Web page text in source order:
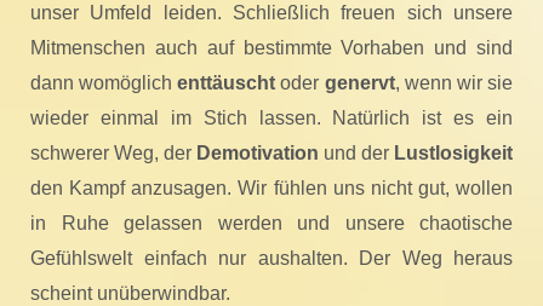
unser Umfeld leiden. Schließlich freuen sich unsere
Mitmenschen auch auf bestimmte Vorhaben und sind
dann womöglichenttäuscht oder genervt, wenn wir sie
wieder einmal im Stich lassen. Natürlich ist es ein
schwerer Weg, der Demotivation und der Lustlosigkeit
den Kampf anzusagen. Wir fühlen uns nicht gut, wollen
in Ruhe gelassen werden und unsere chaotische
Gefühlswelt einfach nur aushalten. Der Weg heraus
scheint unüberwindbar.